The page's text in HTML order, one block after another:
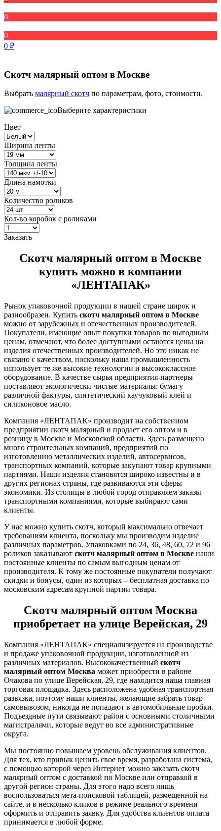
0
0
0 ₽
Скотч малярный оптом в Москве
Выбрать малярный скотч по параметрам, фото, стоимости.
Выберите характеристики
Цвет
Ширина ленты
Толщина ленты
Длина намотки
Количество роликов
Кол-во коробок с роликами
Заказать
Скотч малярный оптом в Москве
купить можно в компании
«ЛЕНТАПАК»
Рынок упаковочной продукции в нашей стране широк и
разнообразен. Купить скотч малярный оптом в Москве
можно от зарубежных и отечественных производителей.
Покупатели, имеющие опыт покупки товаров по выгодным
ценам, отмечают, что более доступными остаются цены на
изделия отечественных производителей. Но это никак не
связано с качеством, поскольку наша промышленность
использует те же высокие технологии и высококлассное
оборудование. В качестве сырья предприятия-партнеры
поставляют экологически чистые материалы: бумагу
различной фактуры, синтетический каучуковый клей и
силиконовое масло.
Компания «ЛЕНТАПАК» производит на собственном
предприятии скотч малярный и продает его оптом и в
розницу в Москве и Московской области. Здесь размещено
много строительных компаний, предприятий по
изготовлению металлических изделий, автосервисов,
транспортных компаний, которые закупают товар крупными
партиями. Наши изделия становятся широко известны и в
других регионах страны, где развиваются эти сферы
экономики. Из столицы в любой город отправляем заказы
транспортными компаниями, которые выбирают сами
клиенты.
У нас можно купить скотч, который максимально отвечает
требованиям клиента, поскольку мы производим изделие
различных параметров. Упаковками по 24, 36, 48, 60, 72 и 96
роликов заказывают скотч малярный оптом в Москве наши
постоянные клиенты по самым выгодным ценам от
производителя. К тому же постоянные покупатели получают
скидки и бонусы, один из которых – бесплатная доставка по
московским адресам крупной партии товара.
Скотч малярный оптом Москва
приобретает на улице Верейская, 29
Компания «ЛЕНТАПАК» специализируется на производстве
и продаже упаковочной продукции, изготовленной из
различных материалов. Высококачественный скотч
малярный оптом Москва может приобрести в районе
Очакова по улице Верейская, 29, где находится наша главная
торговая площадка. Здесь расположена удобная транспортная
развязка, поэтому наши клиенты, желающие забрать товар
самовывозом, никогда не попадают в автомобильные пробки.
Подъездные пути связывают район с основными столичными
магистралями, которые ведут во все административные
округа.
Мы постоянно повышаем уровень обслуживания клиентов.
Для тех, кто привык ценить свое время, разработана система,
с помощью которой через Интернет можно заказать скотч
малярный оптом с доставкой по Москве или отправкой в
другой регион страны. Для этого надо всего лишь
воспользоваться мета-поисковой таблицей, размещенной на
сайте, и в несколько кликов в режиме реального времени
оформить и отправить заявку. Для удобства клиентов оплата
принимается в любой форме.